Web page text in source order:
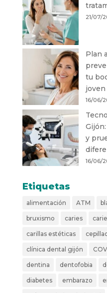
21/07/
Plan
tu
joven
16/06/
y
16/06/
Etiquetas
alimentación ATM
bruxismo caries
carillas estéticas
clínica dental gijón
dentina dentofobia
diabetes embarazo